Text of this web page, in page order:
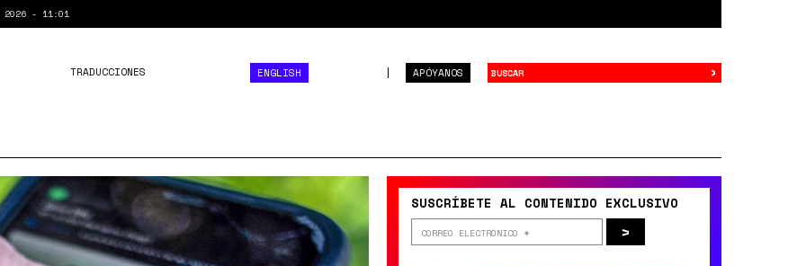
- 11:01
APÓYANOS
TRADUCCIONES ENGLISH ›
SUSCRÍBETE AL CONTENIDO EXCLUSIVO
>